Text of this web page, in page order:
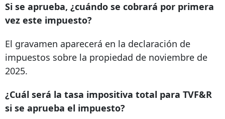
Si se aprueba, ¿cuándo se cobrará por primera
vez este impuesto?
El gravamen aparecerá en la declaración de
impuestos sobre la propiedad de noviembre de
2025.
¿Cuál será la tasa impositiva total para TVF&R
si se aprueba el impuesto?